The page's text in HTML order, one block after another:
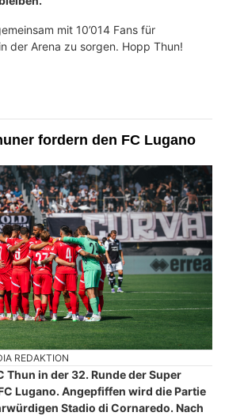
mit 10’014 Fans für
der Arena zu sorgen. Hopp Thun!
fordern den FC Lugano
REDAKTION
Thun in der 32. Runde der Super
Lugano. Angepfiffen wird die Partie
Stadio di Cornaredo. Nach